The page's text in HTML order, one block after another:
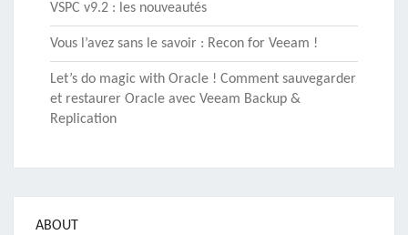
VSPC v9.2 : les nouveautés
Vous l’avez sans le savoir : Recon for Veeam !
Let’s do magic with Oracle ! Comment sauvegarder
et restaurer Oracle avec Veeam Backup &
Replication
ABOUT